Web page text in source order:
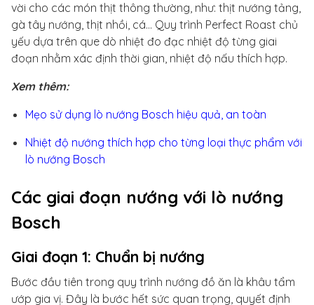
vời cho các món thịt thông thường, như: thịt nướng tảng,
gà tây nướng, thịt nhồi, cá… Quy trình Perfect Roast chủ
yếu dựa trên que dò nhiệt đo đạc nhiệt độ từng giai
đoạn nhằm xác định thời gian, nhiệt độ nấu thích hợp.
Xem thêm:
Mẹo sử dụng lò nướng Bosch hiệu quả, an toàn
Nhiệt độ nướng thích hợp cho từng loại thực phẩm với
lò nướng Bosch
Các giai đoạn nướng với lò nướng
Bosch
Giai đoạn 1: Chuẩn bị nướng
Bước đầu tiên trong quy trình nướng đồ ăn là khâu tẩm
ướp gia vị. Đây là bước hết sức quan trọng, quyết định